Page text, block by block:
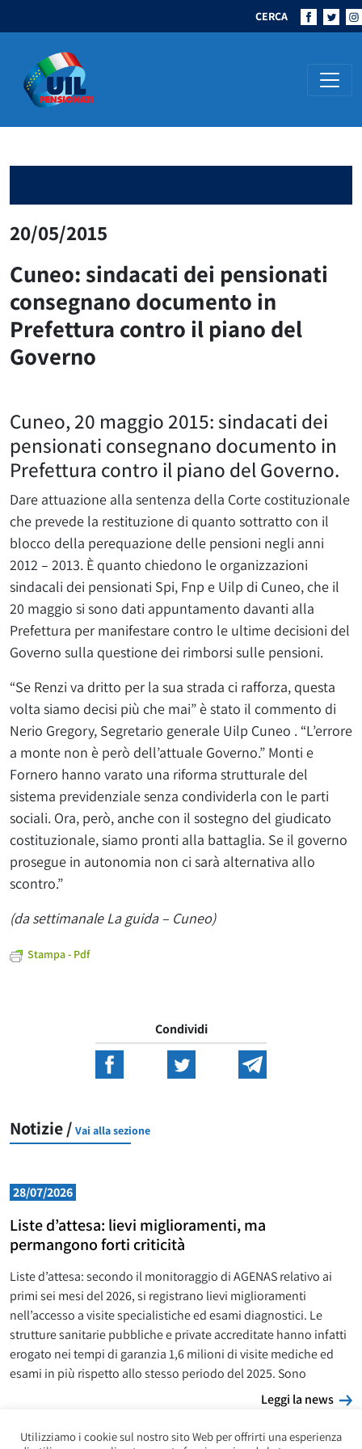
CERCA
Navigazione principale
20/05/2015
Cuneo: sindacati dei pensionati
consegnano documento in
Prefettura contro il piano del
Governo
Cuneo, 20 maggio 2015: sindacati dei
pensionati consegnano documento in
Prefettura contro il piano del Governo.
Dare attuazione alla sentenza della Corte costituzionale
che prevede la restituzione di quanto sottratto con il
blocco della perequazione delle pensioni negli anni
2012 – 2013. È quanto chiedono le organizzazioni
sindacali dei pensionati Spi, Fnp e Uilp di Cuneo, che il
20 maggio si sono dati appuntamento davanti alla
Prefettura per manifestare contro le ultime decisioni del
Governo sulla questione dei rimborsi sulle pensioni.
“Se Renzi va dritto per la sua strada ci rafforza, questa
volta siamo decisi più che mai” è stato il commento di
Nerio Gregory, Segretario generale Uilp Cuneo . “L’errore
a monte non è però dell’attuale Governo.” Monti e
Fornero hanno varato una riforma strutturale del
sistema previdenziale senza condividerla con le parti
sociali. Ora, però, anche con il sostegno del giudicato
costituzionale, siamo pronti alla battaglia. Se il governo
prosegue in autonomia non ci sarà alternativa allo
scontro.”
(da settimanale La guida – Cuneo)
Stampa - Pdf
Condividi
Notizie / Vai alla sezione
28/07/2026
Liste d’attesa: lievi miglioramenti, ma
permangono forti criticità
Liste d’attesa: secondo il monitoraggio di AGENAS relativo ai
primi sei mesi del 2026, si registrano lievi miglioramenti
nell’accesso a visite specialistiche ed esami diagnostici. Le
strutture sanitarie pubbliche e private accreditate hanno infatti
erogato nei tempi di garanzia 1,6 milioni di visite mediche ed
esami in più rispetto allo stesso periodo del 2025. Sono
Leggi la news
Utilizziamo i cookie sul nostro sito Web per offrirti una esperienza